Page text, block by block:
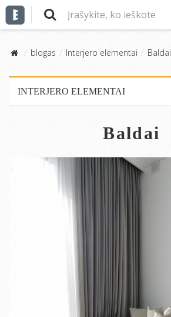
blogas Interjero elementai Baldai
INTERJERO ELEMENTAI
Grindys
Baldai